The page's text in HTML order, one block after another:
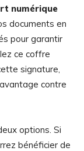
numérique
documents en
pour garantir
ce coffre
signature,
contre
options. Si
bénéficier de